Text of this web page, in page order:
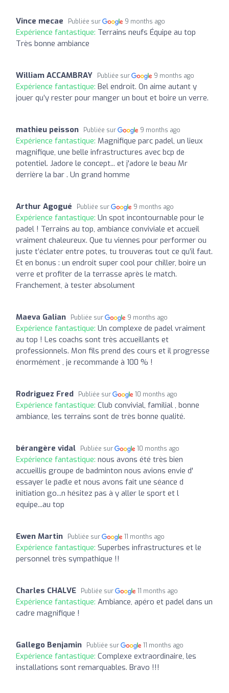
Vince mecae Publiée sur 9 months ago
Expérience fantastique: Terrains neufs Équipe au top
Très bonne ambiance
William ACCAMBRAY Publiée sur 9 months ago
Expérience fantastique: Bel endroit. On aime autant y
jouer qu’y rester pour manger un bout et boire un verre.
mathieu peisson Publiée sur 9 months ago
Expérience fantastique: Magnifique parc padel, un lieux
magnifique, une belle infrastructures avec bcp de
potentiel. Jadore le concept... et j'adore le beau Mr
derrière la bar . Un grand homme
Arthur Agogué Publiée sur 9 months ago
Expérience fantastique: Un spot incontournable pour le
padel ! Terrains au top, ambiance conviviale et accueil
vraiment chaleureux. Que tu viennes pour performer ou
juste t’éclater entre potes, tu trouveras tout ce qu’il faut.
Et en bonus : un endroit super cool pour chiller, boire un
verre et profiter de la terrasse après le match.
Franchement, à tester absolument
Maeva Galian Publiée sur 9 months ago
Expérience fantastique: Un complexe de padel vraiment
au top ! Les coachs sont très accueillants et
professionnels. Mon fils prend des cours et il progresse
énormément , je recommande à 100 % !
Rodriguez Fred Publiée sur 10 months ago
Expérience fantastique: Club convivial, familial , bonne
ambiance, les terrains sont de très bonne qualité.
bérangère vidal Publiée sur 10 months ago
Expérience fantastique: nous avons été très bien
accueillis groupe de badminton nous avions envie d'
essayer le padle et nous avons fait une séance d
initiation go...n hésitez pas à y aller le sport et l
equipe...au top
Ewen Martin Publiée sur 11 months ago
Expérience fantastique: Superbes infrastructures et le
personnel très sympathique !!
Charles CHALVE Publiée sur 11 months ago
Expérience fantastique: Ambiance, apéro et padel dans un
cadre magnifique !
Gallego Benjamin Publiée sur 11 months ago
Expérience fantastique: Complexe extraordinaire, les
installations sont remarquables. Bravo !!!